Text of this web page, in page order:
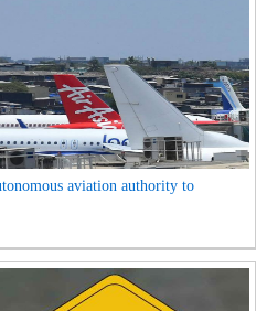
aviation authority to